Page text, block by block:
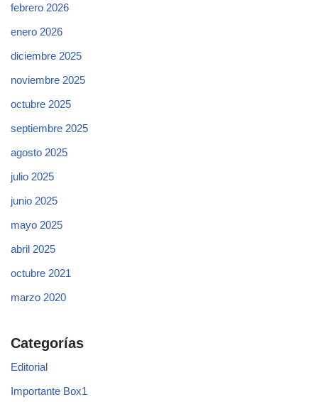
febrero 2026
enero 2026
diciembre 2025
noviembre 2025
octubre 2025
septiembre 2025
agosto 2025
julio 2025
junio 2025
mayo 2025
abril 2025
octubre 2021
marzo 2020
Categorías
Editorial
Importante Box1